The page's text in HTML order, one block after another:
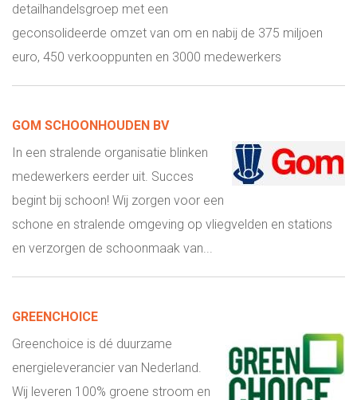
detailhandelsgroep met een
geconsolideerde omzet van om en nabij de 375 miljoen
euro, 450 verkooppunten en 3000 medewerkers
GOM SCHOONHOUDEN BV
In een stralende organisatie blinken
medewerkers eerder uit. Succes
begint bij schoon! Wij zorgen voor een
schone en stralende omgeving op vliegvelden en stations
en verzorgen de schoonmaak van...
GREENCHOICE
Greenchoice is dé duurzame
energieleverancier van Nederland.
Wij leveren 100% groene stroom en